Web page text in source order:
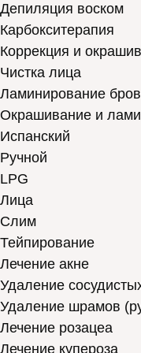
Депиляция воском
Карбокситерапия
Коррекция и
Чистка лица
Ламинирование
Окрашивание и
Испанский
Ручной
LPG
Лица
Слим
Тейпирование
Лечение акне
Удаление
Удаление шрамов
Лечение розацеа
Лечение купероза